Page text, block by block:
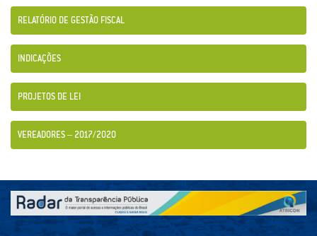
RELATÓRIO DE GESTÃO FISCAL
INDICAÇÕES
PROJETOS DE LEI
VEREADORES – 2017/2020